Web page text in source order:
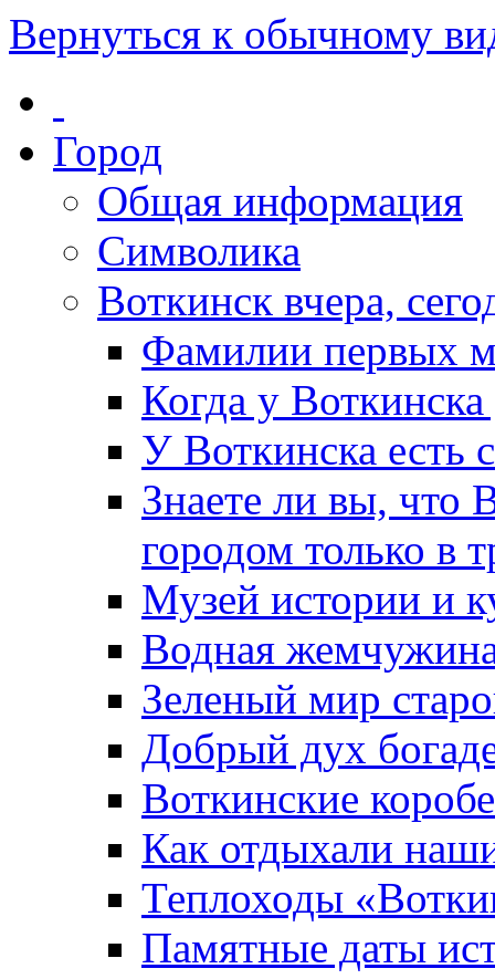
Вернуться к обычному
Город
Общая информация
Символика
Воткинск вчера,
Фамилии первых
Когда у
У Воткинска есть
Знаете ли вы, что
городом только в
Музей истории и
Водная
Зеленый мир
Добрый дух
Воткинские
Как отдыхали
Теплоходы
Памятные даты